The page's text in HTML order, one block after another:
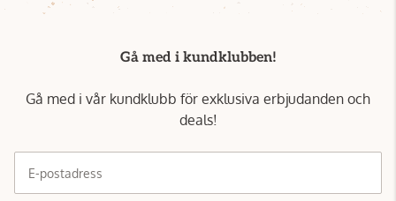
Gå med i kundklubben!
Gå med i vår kundklubb för exklusiva erbjudanden och
deals!
E-postadress